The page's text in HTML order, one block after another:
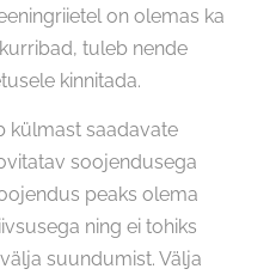
on olemas ka
tuleb nende
kinnitada.
külmast saadavate
soojendusega
peaks olema
ning ei tohiks
suundumist. Välja